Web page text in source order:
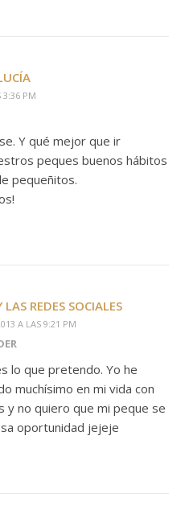
3:36 PM
Y qué mejor que ir
peques buenos hábitos
pequeñitos.
REDES SOCIALES
A LAS 9:21 PM
lo que pretendo. Yo he
muchísimo en mi vida con
y no quiero que mi peque se
oportunidad jejeje